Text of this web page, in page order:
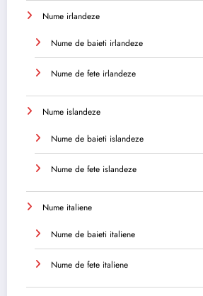
Nume irlandeze
Nume de baieti irlandeze
Nume de fete irlandeze
Nume islandeze
Nume de baieti islandeze
Nume de fete islandeze
Nume italiene
Nume de baieti italiene
Nume de fete italiene